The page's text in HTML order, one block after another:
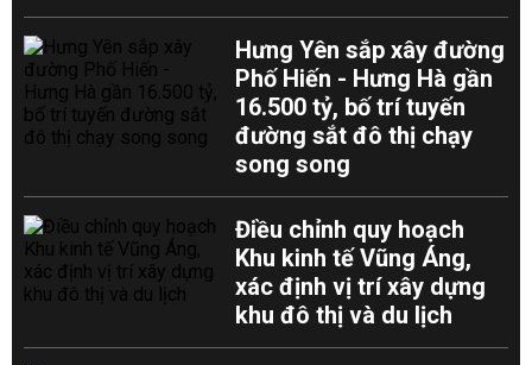
Hưng Yên sắp xây đường
Phố Hiến - Hưng Hà gần
16.500 tỷ, bố trí tuyến
đường sắt đô thị chạy
song song
Điều chỉnh quy hoạch
Khu kinh tế Vũng Áng,
xác định vị trí xây dựng
khu đô thị và du lịch